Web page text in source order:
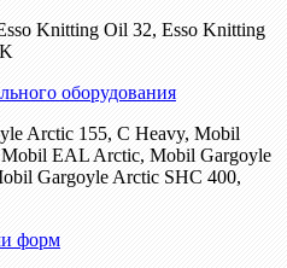
Knitting Oil 32, Esso Knitting
оборудования
Arctic 155, С Heavy, Mobil
EAL Arctic, Mobil Gargoyle
Gargoyle Arctic SHC 400,
форм